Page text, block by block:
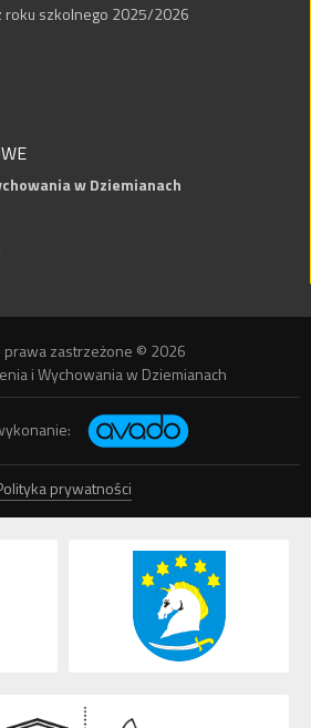
roku szkolnego 2025/2026
w Dziemianach
prawa zastrzeżone © 2026
i Wychowania w Dziemianach
prywatności